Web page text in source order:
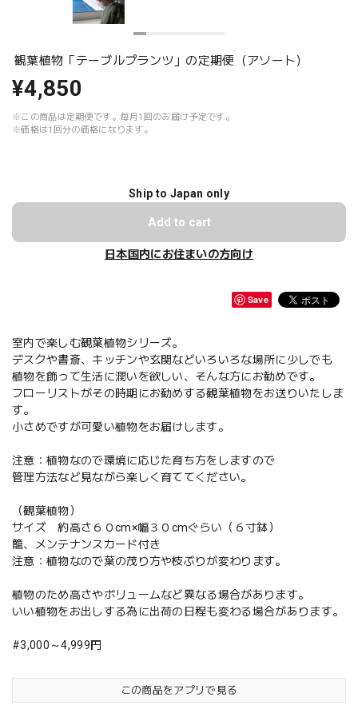
観葉植物「テーブルプランツ」の定期便（アソート）
¥4,850
※この商品は定期便です。毎月1回のお届け予定です。
※価格は1回分の価格になります。
Ship to Japan only
Add to cart
日本国内にお住まいの方向け
Save
室内で楽しむ観葉植物シリーズ。
デスクや書斎、キッチンや玄関などいろいろな場所に少しでも
植物を飾って生活に潤いを欲しい、そんな方にお勧めです。
フローリストがその時期にお勧めする観葉植物をお送りいたしま
す。
小さめですが可愛い植物をお届けします。
注意：植物なので環境に応じた育ち方をしますので
管理方法など見ながら楽しく育ててください。
（観葉植物）
サイズ 約高さ６０cm×幅３０cmぐらい（６寸鉢）
籠、メンテナンスカード付き
注意：植物なので葉の茂り方や枝ぶりが変わります。
植物のため高さやボリュームなど異なる場合があります。
いい植物をお出しする為に出荷の日程も変わる場合があります。
#3,000～4,999円
この商品をアプリで見る